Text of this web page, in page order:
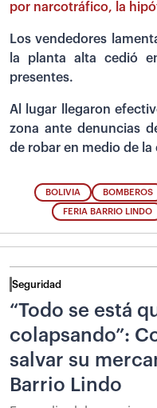
por narcotráfico, la
Los vendedores
la planta alta cedió
presentes.
Al lugar llegaron
zona ante denuncias
de robar en medio de la
BOLIVIA BOMBEROS
FERIA BARRIO LINDO
Seguridad
“Todo se está
colapsando”:
salvar su
Barrio Lindo